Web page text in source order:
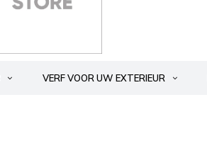
VERF VOOR UW EXTERIEUR